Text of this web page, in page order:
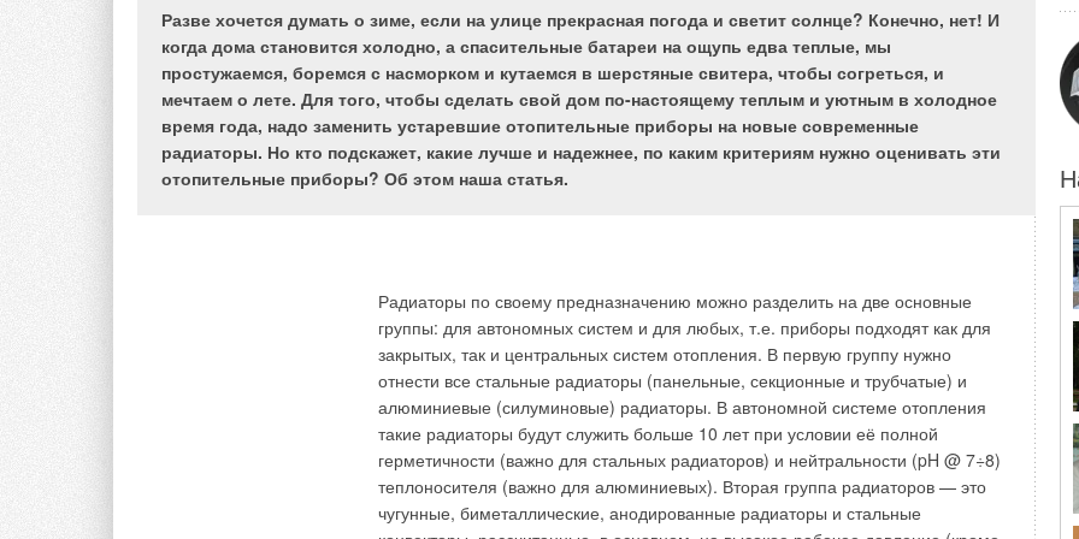
Разве хочется думать о зиме, если на улице прекрасная погода и светит солнце? Конечно, нет! И
когда дома становится холодно, а спасительные батареи на ощупь едва теплые, мы
простужаемся, боремся с насморком и кутаемся в шерстяные свитера, чтобы согреться, и
мечтаем о лете. Для того, чтобы сделать свой дом по-настоящему теплым и уютным в холодное
время года, надо заменить устаревшие отопительные приборы на новые современные
радиаторы. Но кто подскажет, какие лучше и надежнее, по каким критериям нужно оценивать эти
отопительные приборы? Об этом наша статья.
Радиаторы по своему предназначению можно разделить на две основные
группы: для автономных систем и для любых, т.е. приборы подходят как для
закрытых, так и центральных систем отопления. В первую группу нужно
отнести все стальные радиаторы (панельные, секционные и трубчатые) и
алюминиевые (силуминовые) радиаторы. В автономной системе отопления
такие радиаторы будут служить больше 10 лет при условии её полной
герметичности (важно для стальных радиаторов) и нейтральности (pH @ 7÷8)
теплоносителя (важно для алюминиевых). Вторая группа радиаторов — это
чугунные, биметаллические, анодированные радиаторы и стальные
Дымоходвыстраивается таким образом, чтобы было как можно меньше
наклонных участков, а внутренняя поверхность канала оставалась гладкой и
герметичной.
Круглая форма сечения трубы предпочтительнее квадратной или
прямоугольной, т.к. образующиеся в прямых углах завихрения потока
препятствуют дымоудалению и приводят к интенсивному образованию сажи.
Из-за разницы температур выходящего дыма и самого дымохода явление
конденсатом.
Снизить время вредного воздействия коррозии можно путем утепления
дымохода, что поможет уменьшить порог конденсатообразования. В наше
время современные технологии позволяют достаточно просто и технологично
решать проблему устройства систем вывода дыма. На российском рынке
хорошо известна продукция испанской фирмы F.F. Bofill, занимающейся
производством модульных дымоходов из нержавеющей кислотоупорной и
огнеупорной стали, которые позволяют значительно упростить и ускорить
В настоящее время расширяется выпуск и применение эффективного
эластичного теплоизоляционного пенополиэтилена плотностью 20:30 кг/м
выпускаемого в виде рулонов длиной 100÷25 м, шириной 1–1,5 м, толщиной
2–20 мм и полых трубок с внутренним диаметром 6–160 мм и толщиной
стенки 6–20 мм по высокопроизводительной экструзонной бесфреоновой
технологии. Одной из разновидностей этого материала является
пенополиэтилен “Энергофлекс
низкая плотность и высокая производительность оборудования обуславливает
относительную дешевизну и доступность этой изоляции.
Для расширения номенклатуры изделий, увеличения их толщины и защиты от
воздействия используется дублирование алюминиевой фольгой, другой
пленкой ППЭ или другим материалом. Легкость и компактность,
сангигиеническая безопасность, высокая водостойкость и эластичность,
хорошие прочностные и теплоизоляционные свойства и мелкоячеистая
пористая структура позволяют считать пенополиэтилен одним из наиболее
эффективных теплоизоляционных материалов, превосходящих по ряду